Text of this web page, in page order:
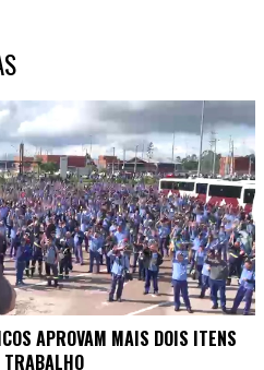
APROVAM MAIS DOIS ITENS
TRABALHO